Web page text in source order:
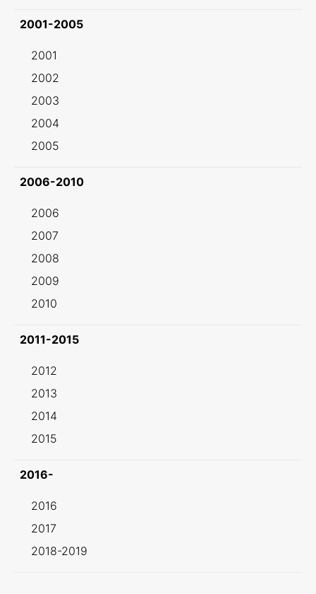
2001-2005
2001
2002
2003
2004
2005
2006-2010
2006
2007
2008
2009
2010
2011-2015
2012
2013
2014
2015
2016-
2016
2017
2018-2019